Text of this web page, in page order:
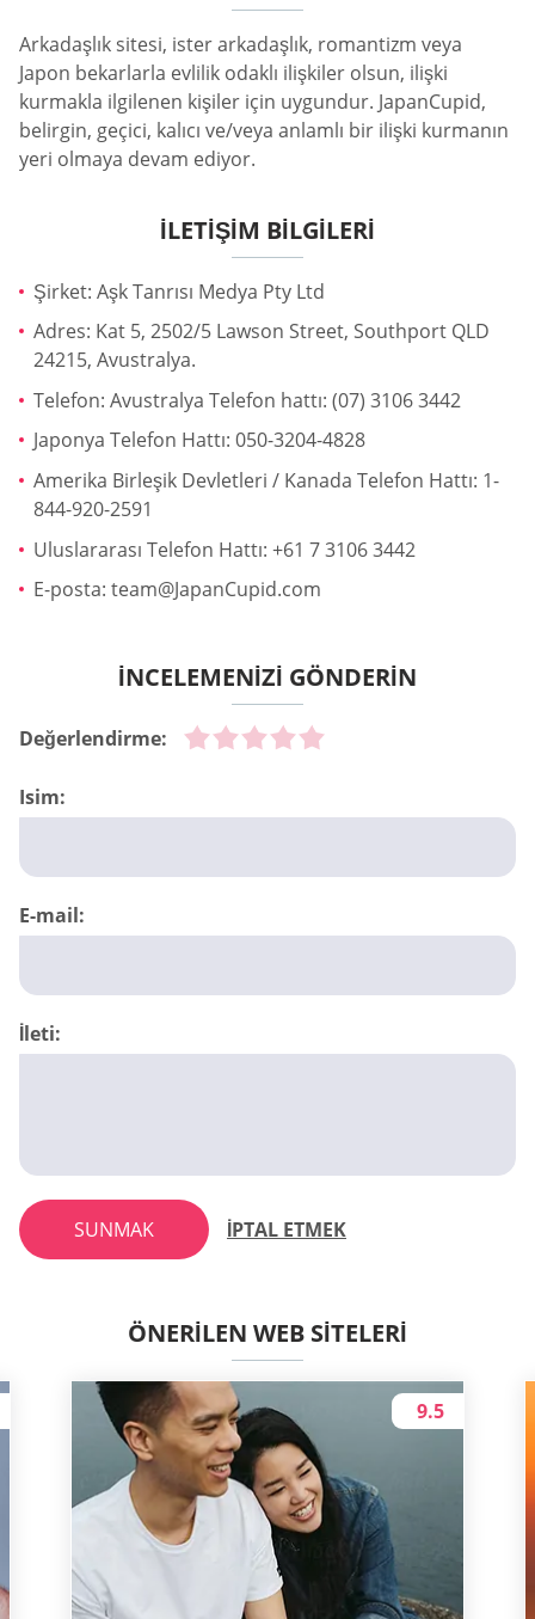
Arkadaşlık sitesi, ister arkadaşlık, romantizm veya
Japon bekarlarla evlilik odaklı ilişkiler olsun, ilişki
kurmakla ilgilenen kişiler için uygundur. JapanCupid,
belirgin, geçici, kalıcı ve/veya anlamlı bir ilişki kurmanın
yeri olmaya devam ediyor.
İLETIŞIM BILGILERI
Şirket: Aşk Tanrısı Medya Pty Ltd
Adres: Kat 5, 2502/5 Lawson Street, Southport QLD
24215, Avustralya.
Telefon: Avustralya Telefon hattı: (07) 3106 3442
Japonya Telefon Hattı: 050-3204-4828
Amerika Birleşik Devletleri / Kanada Telefon Hattı: 1-
844-920-2591
Uluslararası Telefon Hattı: +61 7 3106 3442
E-posta: team@JapanCupid.com
İNCELEMENİZİ GÖNDERİN
Değerlendirme:
Isim:
E-mail:
İleti:
SUNMAK İPTAL ETMEK
ÖNERILEN WEB SITELERI
9.5